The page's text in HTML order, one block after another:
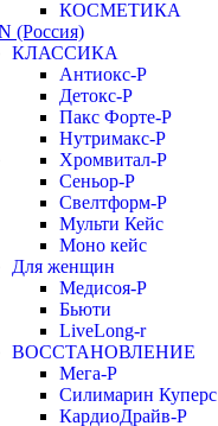
КОСМЕТИКА
(Россия)
КЛАССИКА
Антиокс-Р
Детокс-Р
Пакс Форте-Р
Нутримакс-Р
Хромвитал-Р
Сеньор-Р
Свелтформ-Р
Мульти Кейс
Моно кейс
Для женщин
Медисоя-Р
Бьюти
LiveLong-r
ВОССТАНОВЛЕНИЕ
Мега-Р
Силимарин Куперс
КардиоДрайв-Р